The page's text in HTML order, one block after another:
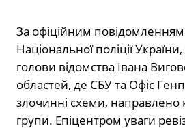
За офіційним
Національної поліції
голови відомства Івана
областей, де СБУ та Офіс
злочинні схеми, направлено
групи. Епіцентром уваги